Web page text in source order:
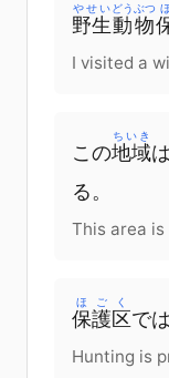
野生
やせい
動物
どうぶつ
I visited a
この地域
ちいき
は
る 。
This area
保護区
ほごく
では
Hunting is